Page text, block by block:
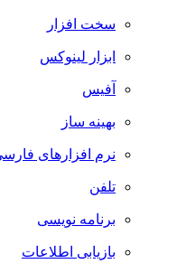
سخت افزار
ابزار لینوکس
آفیس
بهینه ساز
نرم افزارهای فارسی
تلفن
برنامه نویسی
بازیابی اطلاعات